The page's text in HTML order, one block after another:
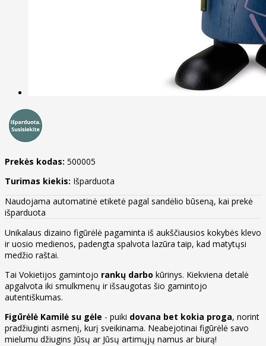
Prekės kodas: 500005
Turimas kiekis: Išparduota
Naudojama automatinė etiketė pagal sandėlio būseną, kai prekė
išparduota
Unikalaus dizaino figūrėlė pagaminta iš aukščiausios kokybės klevo
ir uosio medienos, padengta spalvota lazūra taip, kad matytųsi
medžio raštai.
Tai Vokietijos gamintojo rankų darbo kūrinys. Kiekviena detalė
apgalvota iki smulkmenų ir išsaugotas šio gamintojo
autentiškumas.
Figūrėlė Kamilė su gėle - puiki dovana bet kokia proga, norint
pradžiuginti asmenį, kurį sveikinama. Neabejotinai figūrėlė savo
mielumu džiugins Jūsų ar Jūsų artimųjų namus ar biurą!